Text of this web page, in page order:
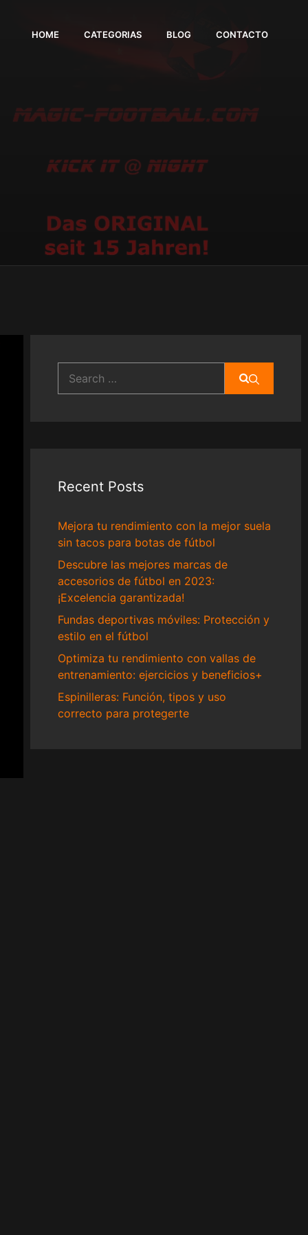
HOME CATEGORIAS BLOG CONTACTO
for:
Recent Posts
Mejora tu rendimiento con la mejor suela
sin tacos para botas de fútbol
Descubre las mejores marcas de
accesorios de fútbol en 2023:
¡Excelencia garantizada!
Fundas deportivas móviles: Protección y
estilo en el fútbol
Optimiza tu rendimiento con vallas de
entrenamiento: ejercicios y beneficios+
Espinilleras: Función, tipos y uso
correcto para protegerte